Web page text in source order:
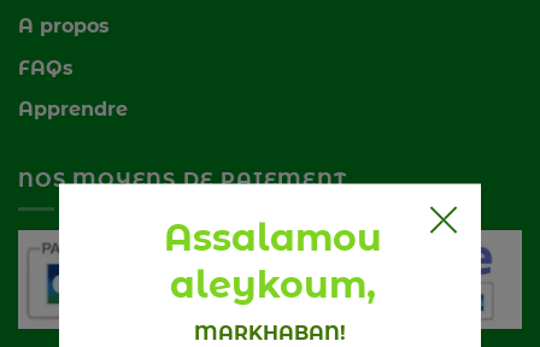
A propos
FAQs
Apprendre
NOS MOYENS DE PAIEMENT